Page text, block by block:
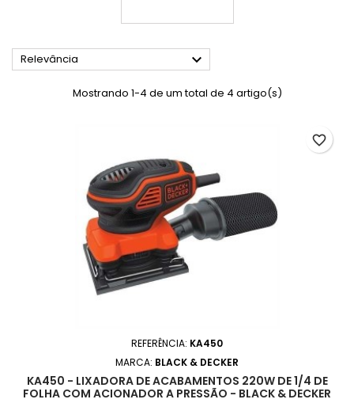
Relevância 
Mostrando 1-4 de um total de 4 artigo(s)
REFERÊNCIA: KA450
MARCA: BLACK & DECKER
KA450 - LIXADORA DE ACABAMENTOS 220W DE 1/4 DE
FOLHA COM ACIONADOR A PRESSÃO - BLACK & DECKER
favorite_border